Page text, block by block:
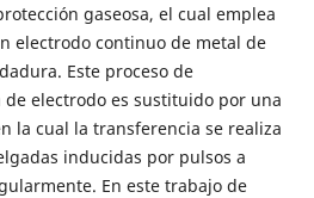
gaseosa, el cual emplea
electrodo continuo de metal de
Este proceso de
electrodo es sustituido por una
la cual la transferencia se realiza
inducidas por pulsos a
En este trabajo de